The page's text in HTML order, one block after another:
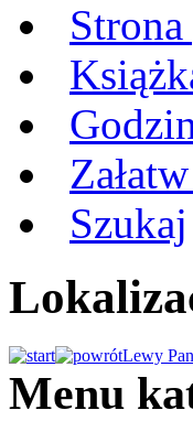
Strona
Szukaj
Lewy
Menu